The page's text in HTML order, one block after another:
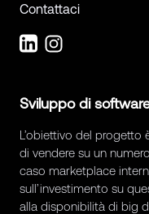
Contattaci
Sviluppo di
L’obiettivo del progetto
di vendere su un
caso marketplace
sull’investimento su
alla disponibilità di big